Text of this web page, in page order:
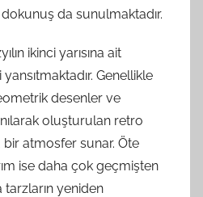
da sunulmaktadır.
ikinci yarısına ait
Genellikle
desenler ve
oluşturulan retro
bir atmosfer sunar. Öte
ise daha çok geçmişten
yeniden